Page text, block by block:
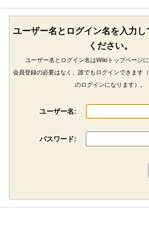
ユーザー名とログイン名を入力し
ください。
ユーザー名とログイン名はWikiトップページに
会員登録の必要はなく、誰でもログインできます
のログインになります）。
ユーザー名:
パスワード: